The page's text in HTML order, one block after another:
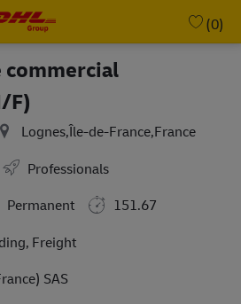
to main content
(0)
commercial
F)
Lognes,Île-de-France,France
Professionals
Permanent
151.67
Freight
SAS